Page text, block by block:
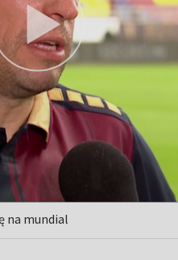
na mundial